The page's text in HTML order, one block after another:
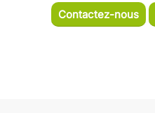
Contactez-nous